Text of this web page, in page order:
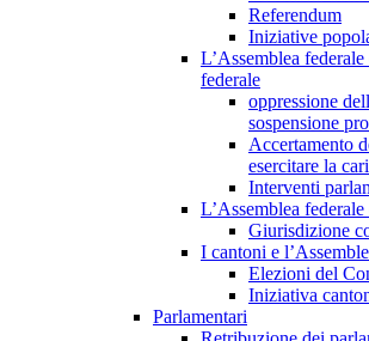
Referendum
Iniziative
L’Assemblea
federale
oppressione
sospensione
Accertamento
esercitare la
Interventi
L’Assemblea
Giurisdizione
I cantoni e
Elezioni del
Iniziativa
Parlamentari